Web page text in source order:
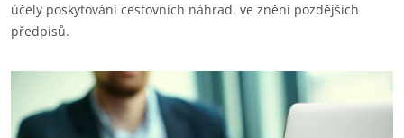
účely poskytování cestovních náhrad, ve znění pozdějších
předpisů.